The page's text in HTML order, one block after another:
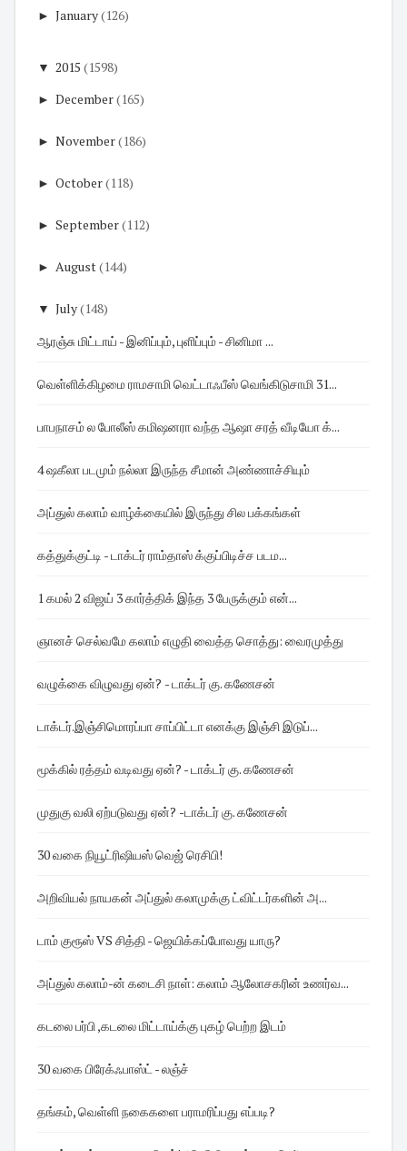
► January(126)
▼ 2015 (1598)
► December(165)
► November(186)
► October(118)
► September(112)
► August(144)
▼ July(148)
ஆரஞ்சு மிட்டாய் - இனிப்பும், புளிப்பும் - சினிமா ...
வெள்ளிக்கிழமை ராமசாமி வெட்டாஃபீஸ் வெங்கிடுசாமி 31...
பாபநாசம் ல போலீஸ் கமிஷனரா வந்த ஆஷா சரத் வீடியோ க்...
4 ஷகீலா படமும் நல்லா இருந்த சீமான் அண்ணாச்சியும்
அப்துல் கலாம் வாழ்க்கையில் இருந்து சில பக்கங்கள்
கத்துக்குட்டி - டாக்டர் ராம்தாஸ் க்குப்பிடிச்ச படம...
1 கமல் 2 விஜய் 3 கார்த்திக் இந்த 3 பேருக்கும் என்...
ஞானச் செல்வமே கலாம் எழுதி வைத்த சொத்து: வைரமுத்து
வழுக்கை விழுவது ஏன்? - டாக்டர் கு. கணேசன்
டாக்டர்.இஞ்சிமொரப்பா சாப்பிட்டா எனக்கு இஞ்சி இடுப்...
மூக்கில் ரத்தம் வடிவது ஏன்? - டாக்டர் கு. கணேசன்
முதுகு வலி ஏற்படுவது ஏன்? -டாக்டர் கு. கணேசன்
30 வகை நியூட்ரிஷியஸ் வெஜ் ரெசிபி!
அறிவியல் நாயகன் அப்துல் கலாமுக்கு ட்விட்டர்களின் அ...
டாம் குரூஸ் VS சித்தி - ஜெயிக்கப்போவது யாரு?
அப்துல் கலாம்-ன் கடைசி நாள்: கலாம் ஆலோசகரின் உணர்வ...
கடலை பர்பி ,கடலை மிட்டாய்க்கு புகழ் பெற்ற இடம்
30 வகை பிரேக்ஃபாஸ்ட் - லஞ்ச்
தங்கம், வெள்ளி நகைகளை பராமரிப்பது எப்படி?